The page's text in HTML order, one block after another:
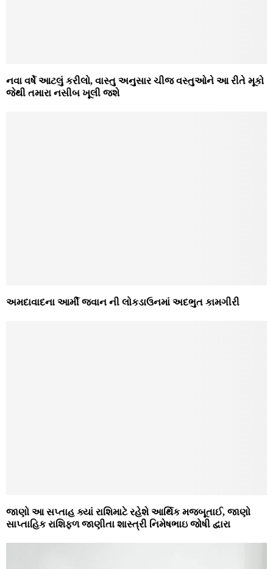
નવા વર્ષે આટલું કરીલો, વાસ્તુ અનુસાર ચીજ વસ્તુઓને આ રીતે મૂકો
જેથી તમારા નસીબ ખૂલી જશે
અમદાવાદના આર્મી જવાન ની લોકડાઉનમાં અદભુત કામગીરી
જાણો આ સપ્તાહ ક્યાં રાશિમાટે રહેશે આર્થિક મજબૂતાઈ, જાણો
સાપ્તાહિક રાશિફળ જાણીતા શાસ્ત્રી નિમેષભાઇ જોષી દ્વારા